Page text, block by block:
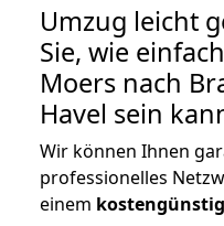
Umzug leicht
Sie, wie
Moers nach
Havel sein
Wir können Ihnen
professionelles
einem